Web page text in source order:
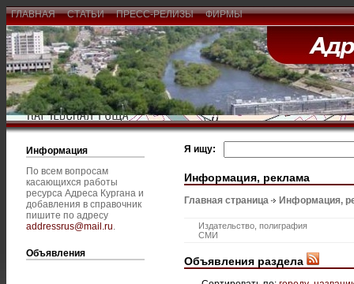
ГЛАВНАЯ СТАТЬИ ПРЕСС-РЕЛИЗЫ ФИРМЫ
Информация
По всем вопросам
касающихся работы
ресурса Адреса Кургана и
добавления в справочник
пишите по адресу
addressrus@mail.ru.
Объявления
Я ищу:
Информация, реклама
Главная страница Информация,
Издательство, полиграфия
СМИ
Объявления раздела